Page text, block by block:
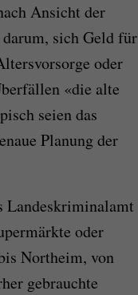
Ansicht der
sich Geld für
oder
«die alte
seien das
Planung der
Landeskriminalamt
oder
Northeim, von
gebrauchte